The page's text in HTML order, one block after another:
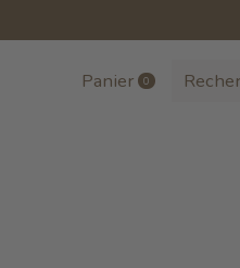
Panier 0items